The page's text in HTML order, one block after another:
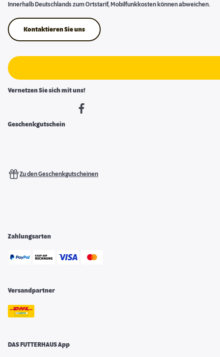
Innerhalb Deutschlands zum Ortstarif, Mobilfunkkosten können abweichen.
Kontaktieren Sie uns
Vernetzen Sie sich mit uns!
Geschenkgutschein
Zu den Geschenkgutscheinen
Zahlungsarten
Versandpartner
DAS FUTTERHAUS App